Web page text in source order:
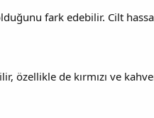
fark edebilir. Cilt
özellikle de kırmızı ve